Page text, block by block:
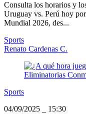
Consulta los horarios y
Uruguay vs. Perú hoy
Mundial 2026, des...
Sports
Renato Cardenas C.
Sports
04/09/2025
15:30